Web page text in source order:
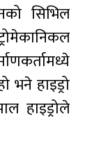
सिभिल
हाइड्रो
हाइड्रोले